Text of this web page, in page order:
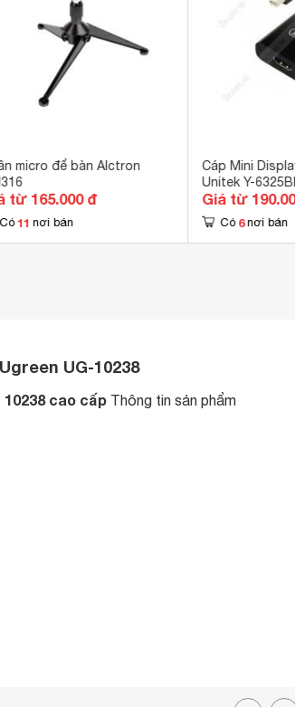
micro để bàn Alctron
từ 165.000 đ
Có 11 nơi bán
Cáp Mini
Unitek Y-
Giá từ
Có 6 nơi bán
UG-10238
cao cấp Thông tin sản phẩm